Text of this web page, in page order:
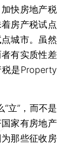
快房地产税
房产税试点
城市。虽然
有实质性差
是Property
立”，而不是
家有房地产
那些征收房